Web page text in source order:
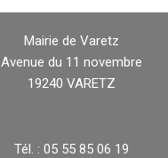
Mairie de Varetz
Avenue du 11 novembre
19240 VARETZ
Tél. : 05 55 85 06 19